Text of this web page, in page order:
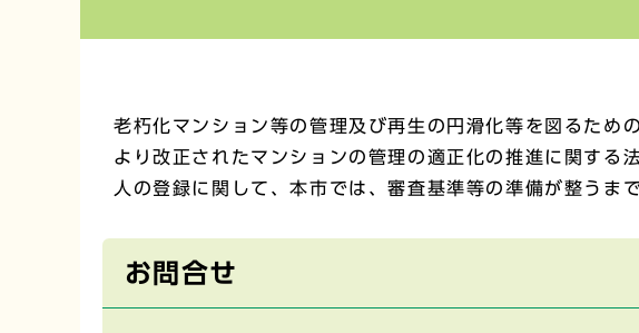
老朽化マンション等の管理及び再生の円滑化等を図るた
より改正されたマンションの管理の適正化の推進に関す
人の登録に関して、本市では、審査基準等の準備が整うま
お問合せ